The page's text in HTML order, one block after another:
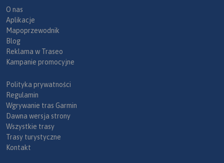
O nas
Aplikacje
Mapoprzewodnik
Blog
Reklama w Traseo
Kampanie promocyjne
Polityka prywatności
Regulamin
Wgrywanie tras Garmin
Dawna wersja strony
Wszystkie trasy
Trasy turystyczne
Kontakt